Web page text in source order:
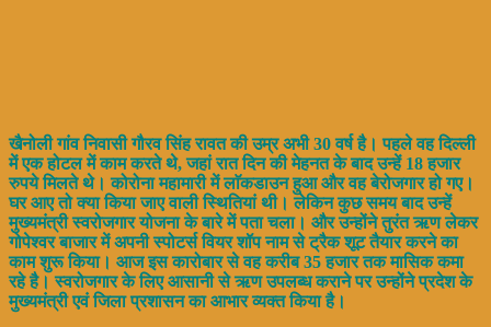
खैनोली गांव निवासी गौरव सिंह रावत की उम्र अभी 30 वर्ष है। पहले वह दिल्ली
में एक होटल में काम करते थे, जहां रात दिन की मेहनत के बाद उन्हें 18 हजार
रुपये मिलते थे। कोरोना महामारी में लाॅकडाउन हुआ और वह बेरोजगार हो गए।
घर आए तो क्या किया जाए वाली स्थितियां थी। लेकिन कुछ समय बाद उन्हें
मुख्यमंत्री स्वरोजगार योजना के बारे में पता चला। और उन्होंने तुरंत ऋण लेकर
गोपेश्वर बाजार में अपनी स्पोटर्स वियर शॉप नाम से ट्रैक शूट तैयार करने का
काम शुरू किया। आज इस कारोबार से वह करीब 35 हजार तक मासिक कमा
रहे है। स्वरोजगार के लिए आसानी से ऋण उपलब्ध कराने पर उन्होंने प्रदेश के
मुख्यमंत्री एवं जिला प्रशासन का आभार व्यक्त किया है।